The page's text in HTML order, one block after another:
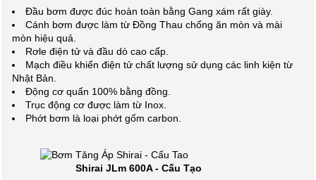
Đầu bơm được đúc hoàn toàn bằng Gang xám rất giày.
Cánh bơm được làm từ Đồng Thau chống ăn mòn và mài
mòn hiệu quả.
Rơle điện tử và đầu dò cao cấp.
Mạch điều khiển điện tử chất lượng sử dụng các linh kiện từ
Nhật Bản.
Động cơ quấn 100% bằng đồng.
Trục động cơ được làm từ Inox.
Phớt bơm là loại phớt gốm carbon.
Shirai JLm 600A - Cấu Tạo